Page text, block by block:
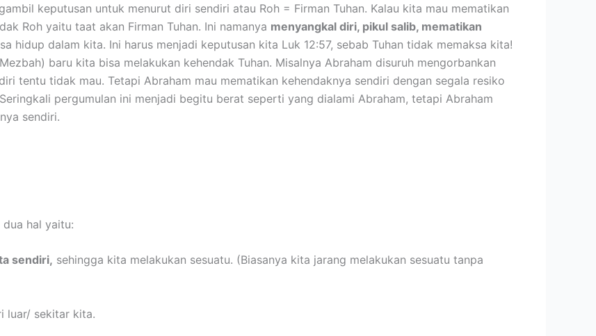
keputusan untuk menurut diri sendiri atau Roh = Firman Tuhan. Kalau kita mau mematikan
Roh yaitu taat akan Firman Tuhan. Ini namanya menyangkal diri, pikul salib, mematikan
hidup dalam kita. Ini harus menjadi keputusan kita Luk 12:57, sebab Tuhan tidak memaksa kita!
baru kita bisa melakukan kehendak Tuhan. Misalnya Abraham disuruh mengorbankan
tentu tidak mau. Tetapi Abraham mau mematikan kehendaknya sendiri dengan segala resiko
pergumulan ini menjadi begitu berat seperti yang dialami Abraham, tetapi Abraham
sendiri.
hal yaitu:
sendiri, sehingga kita melakukan sesuatu. (Biasanya kita jarang melakukan sesuatu tanpa
luar/ sekitar kita.